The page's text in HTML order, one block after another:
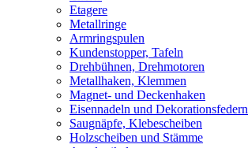
Etagere
Metallringe
Armringspulen
Kundenstopper, Tafeln
Drehbühnen, Drehmotoren
Metallhaken, Klemmen
Magnet- und Deckenhaken
Eisennadeln und Dekorationsfedern
Saugnäpfe, Klebescheiben
Holzscheiben und Stämme